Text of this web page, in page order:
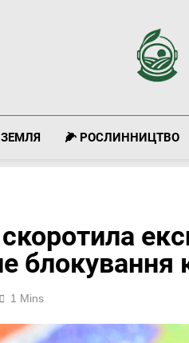
ЗЕМЛЯ 🌽 РОСЛИННИЦТВО
блокування
1 Mins